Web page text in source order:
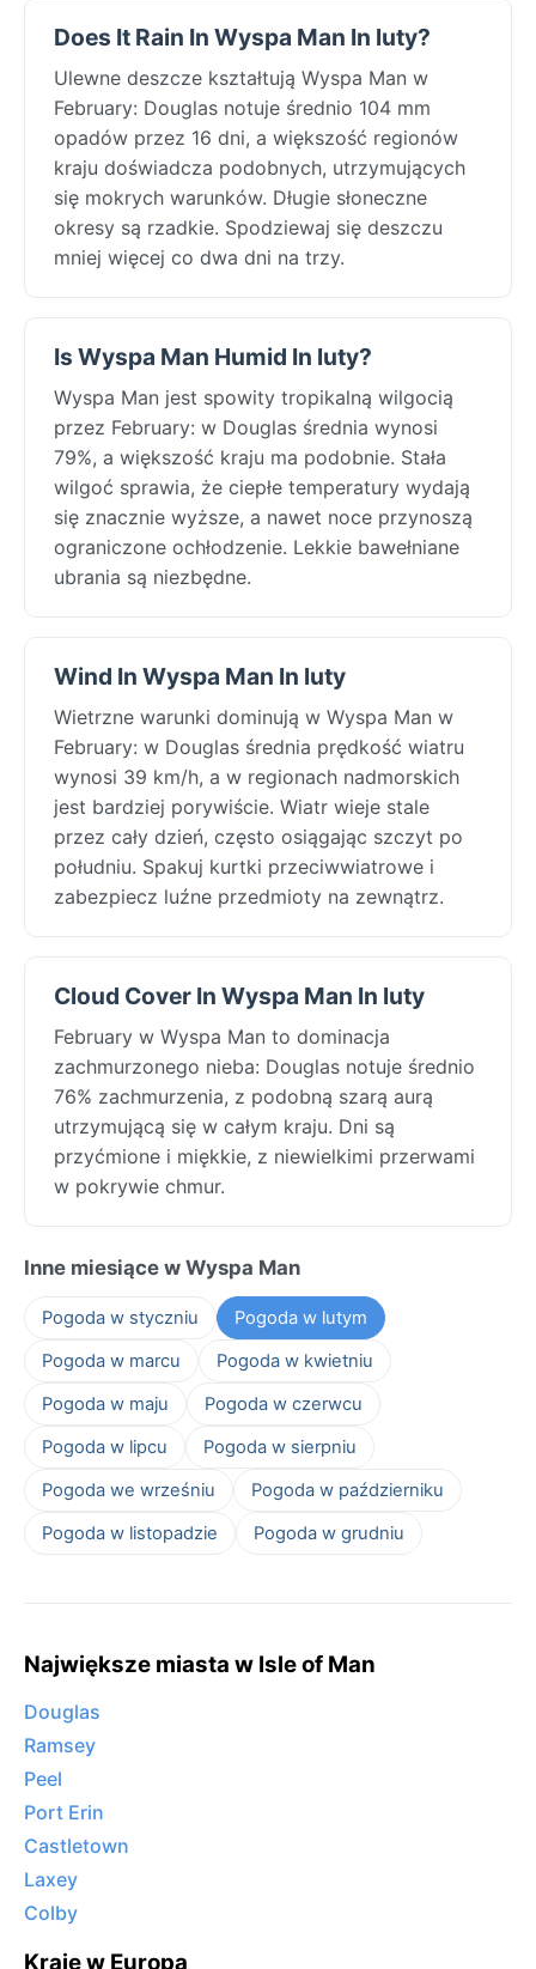
Does It Rain In Wyspa Man In luty?
Ulewne deszcze kształtują Wyspa Man w
February: Douglas notuje średnio 104 mm
opadów przez 16 dni, a większość regionów
kraju doświadcza podobnych, utrzymujących
się mokrych warunków. Długie słoneczne
okresy są rzadkie. Spodziewaj się deszczu
mniej więcej co dwa dni na trzy.
Is Wyspa Man Humid In luty?
Wyspa Man jest spowity tropikalną wilgocią
przez February: w Douglas średnia wynosi
79%, a większość kraju ma podobnie. Stała
wilgoć sprawia, że ciepłe temperatury wydają
się znacznie wyższe, a nawet noce przynoszą
ograniczone ochłodzenie. Lekkie bawełniane
ubrania są niezbędne.
Wind In Wyspa Man In luty
Wietrzne warunki dominują w Wyspa Man w
February: w Douglas średnia prędkość wiatru
wynosi 39 km/h, a w regionach nadmorskich
jest bardziej porywiście. Wiatr wieje stale
przez cały dzień, często osiągając szczyt po
południu. Spakuj kurtki przeciwwiatrowe i
zabezpiecz luźne przedmioty na zewnątrz.
Cloud Cover In Wyspa Man In luty
February w Wyspa Man to dominacja
zachmurzonego nieba: Douglas notuje średnio
76% zachmurzenia, z podobną szarą aurą
utrzymującą się w całym kraju. Dni są
przyćmione i miękkie, z niewielkimi przerwami
w pokrywie chmur.
Inne miesiące w Wyspa Man
Pogoda w styczniu
Pogoda w lutym
Pogoda w marcu
Pogoda w kwietniu
Pogoda w maju
Pogoda w czerwcu
Pogoda w lipcu
Pogoda w sierpniu
Pogoda we wrześniu
Pogoda w październiku
Pogoda w listopadzie
Pogoda w grudniu
Największe miasta w Isle of Man
Douglas
Ramsey
Peel
Port Erin
Castletown
Laxey
Colby
Kraje w Europa